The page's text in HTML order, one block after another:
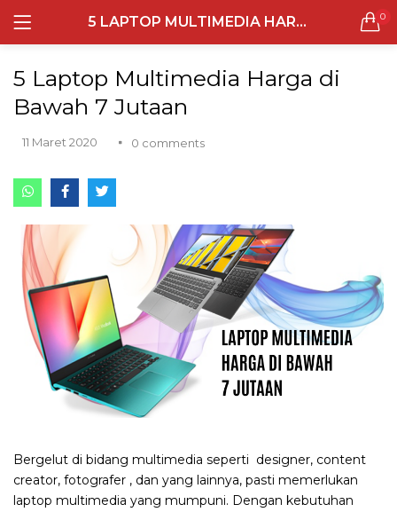
5 LAPTOP MULTIMEDIA HARGA DI BAWAH 7 JUTAAN 0
LOGIN REGISTER
Remember me
Lost password?
Semua Laptop
Laptop Sehari - Hari
132 items
12 items
Laptop Ultrabook
135 items
Laptop Gaming
160 items
Laptop Bisnis
48 items
5 Laptop Multimedia Harga di
Bawah 7 Jutaan
11 Maret 2020 0 comments
Bergelut di bidang multimedia seperti designer, content
creator, fotografer , dan yang lainnya, pasti memerlukan
laptop multimedia yang mumpuni. Dengan kebutuhan